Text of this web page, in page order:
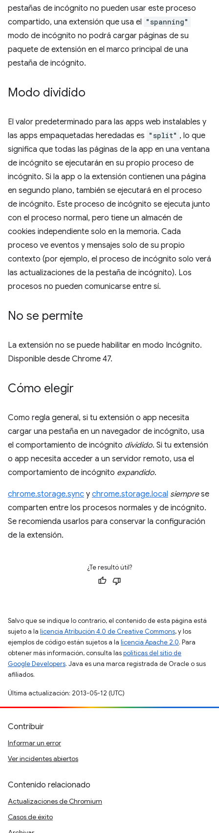
pestañas de incógnito no pueden usar este proceso
compartido, una extensión que usa el "spanning"
modo de incógnito no podrá cargar páginas de su
paquete de extensión en el marco principal de una
pestaña de incógnito.
Modo dividido
El valor predeterminado para las apps web instalables y
las apps empaquetadas heredadas es "split" , lo que
significa que todas las páginas de la app en una ventana
de incógnito se ejecutarán en su propio proceso de
incógnito. Si la app o la extensión contienen una página
en segundo plano, también se ejecutará en el proceso
de incógnito. Este proceso de incógnito se ejecuta junto
con el proceso normal, pero tiene un almacén de
cookies independiente solo en la memoria. Cada
proceso ve eventos y mensajes solo de su propio
contexto (por ejemplo, el proceso de incógnito solo verá
las actualizaciones de la pestaña de incógnito). Los
procesos no pueden comunicarse entre sí.
No se permite
La extensión no se puede habilitar en modo Incógnito.
Disponible desde Chrome 47.
Cómo elegir
Como regla general, si tu extensión o app necesita
cargar una pestaña en un navegador de incógnito, usa
el comportamiento de incógnito dividido. Si tu extensión
o app necesita acceder a un servidor remoto, usa el
comportamiento de incógnito expandido.
chrome.storage.sync y chrome.storage.local siemprese
comparten entre los procesos normales y de incógnito.
Se recomienda usarlos para conservar la configuración
de la extensión.
¿Te resultó útil?
Salvo que se indique lo contrario, el contenido de esta página está
sujeto a la licencia Atribución 4.0 de Creative Commons, y los
ejemplos de código están sujetos a la licencia Apache 2.0. Para
obtener más información, consulta laspolíticas del sitio de
Google Developers. Java es una marca registrada de Oracle o sus
afiliados.
Última actualización: 2013-05-12 (UTC)
Contribuir
Informar un error
Ver incidentes abiertos
Contenido relacionado
Actualizaciones de Chromium
Casos de éxito